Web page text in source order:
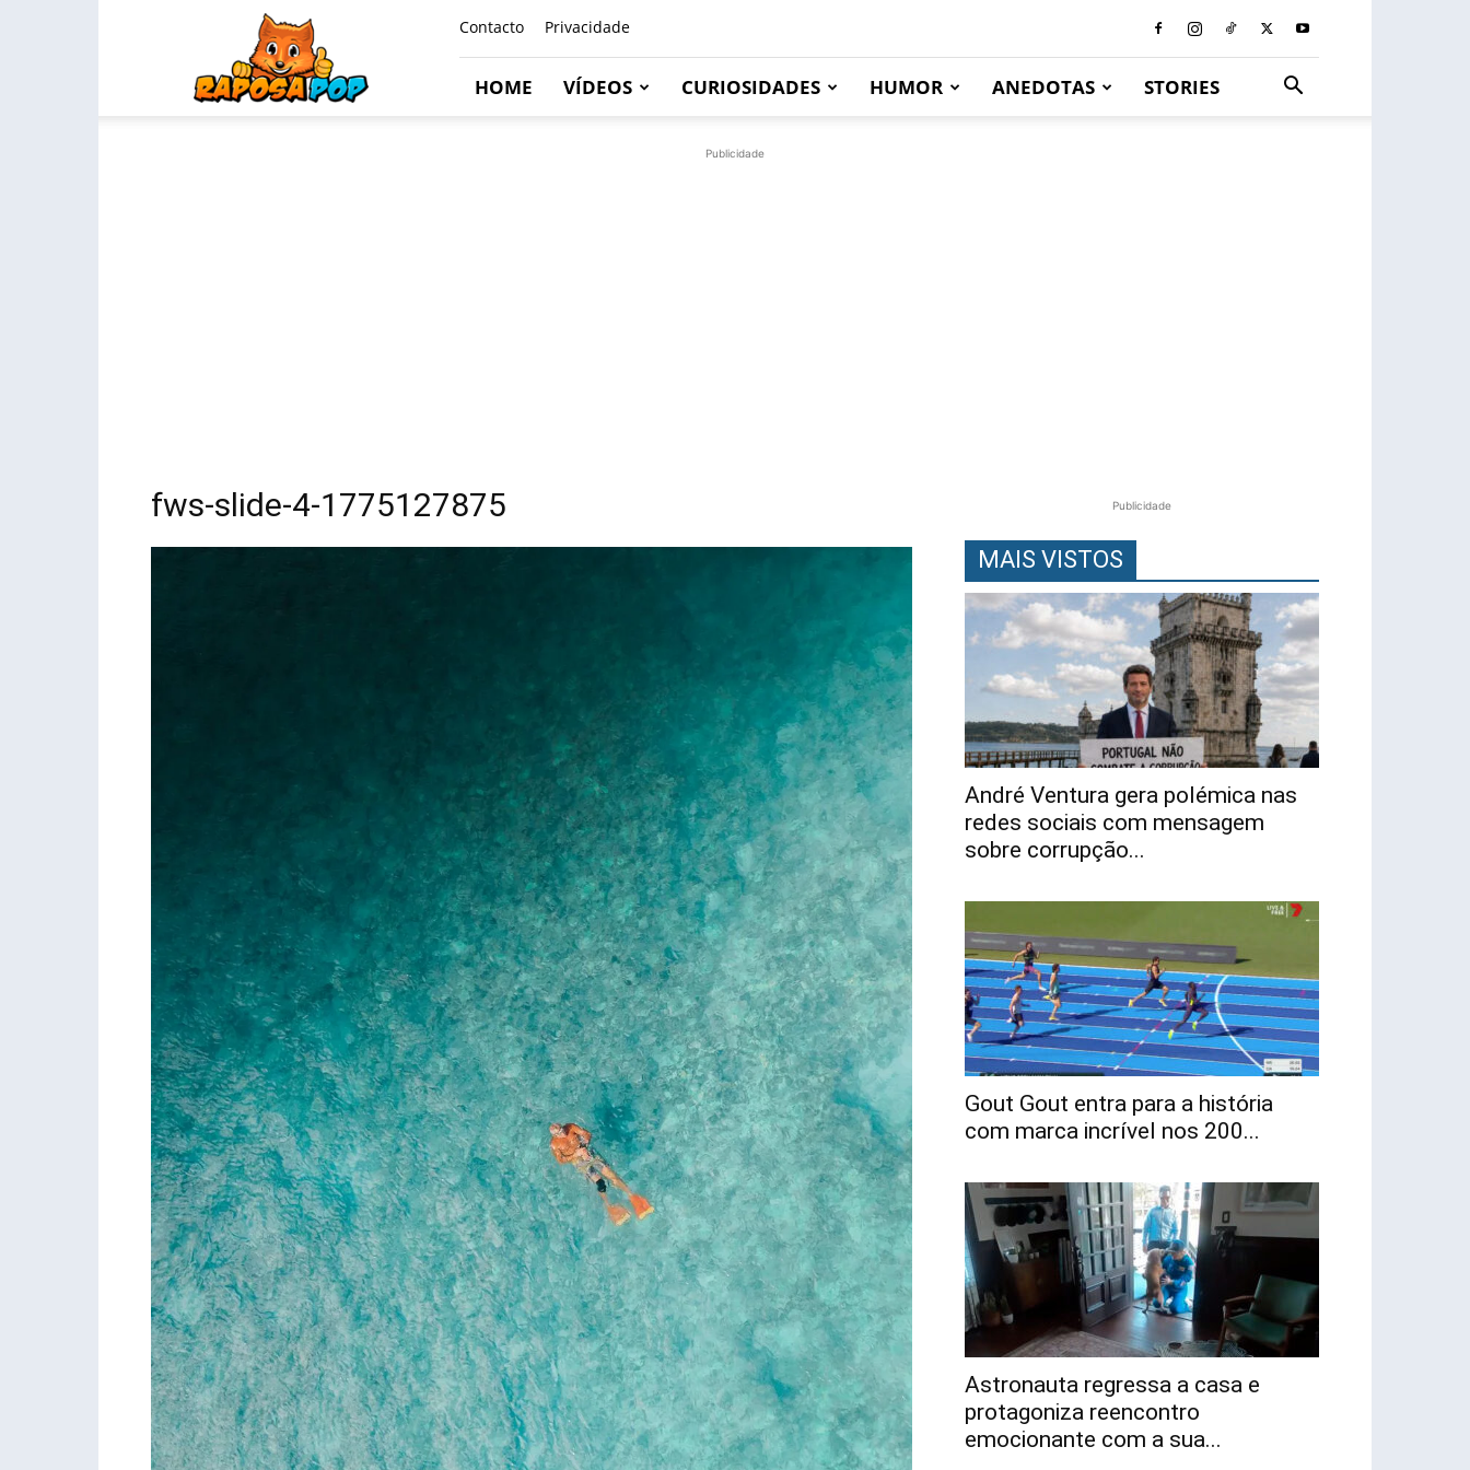
Contacto Privacidade
HOME VÍDEOS CURIOSIDADES HUMOR ANEDOTAS STORIES
Publicidade
fws-slide-4-1775127875 Publicidade
MAIS VISTOS
André Ventura gera polémica nas
redes sociais com mensagem
sobre corrupção...
Gout Gout entra para a história
com marca incrível nos 200...
Astronauta regressa a casa e
protagoniza reencontro
emocionante com a sua...